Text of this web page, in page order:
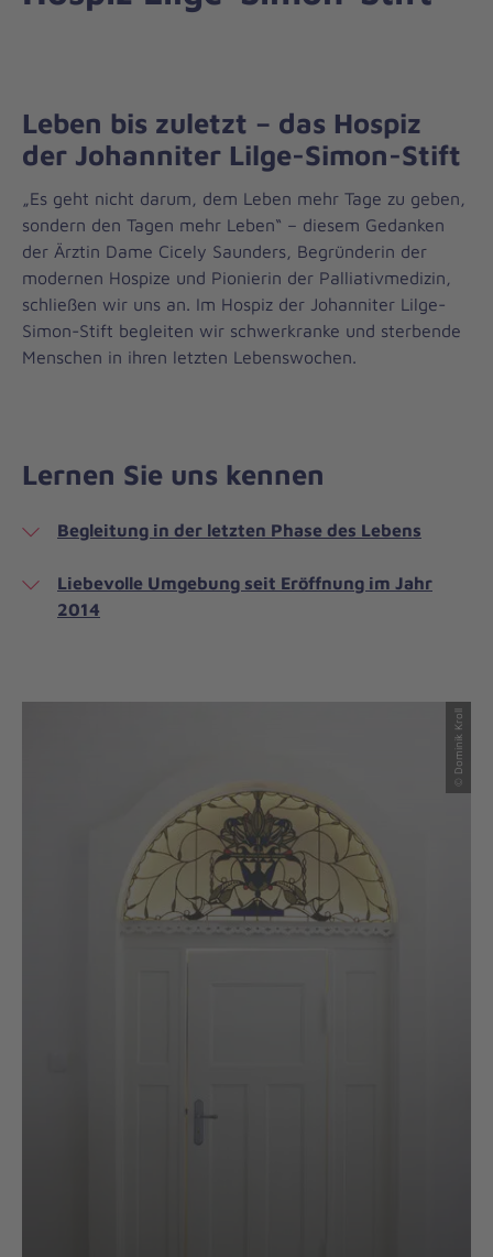
Leben bis zuletzt – das Hospiz
der Johanniter Lilge-Simon-Stift
„Es geht nicht darum, dem Leben mehr Tage zu geben,
sondern den Tagen mehr Leben“ – diesem Gedanken
der Ärztin Dame Cicely Saunders, Begründerin der
modernen Hospize und Pionierin der Palliativmedizin,
schließen wir uns an. Im Hospiz der Johanniter Lilge-
Simon-Stift begleiten wir schwerkranke und sterbende
Menschen in ihren letzten Lebenswochen.
Lernen Sie uns kennen
Begleitung in der letzten Phase des Lebens
Liebevolle Umgebung seit Eröffnung im Jahr
2014
© Dominik Kroll